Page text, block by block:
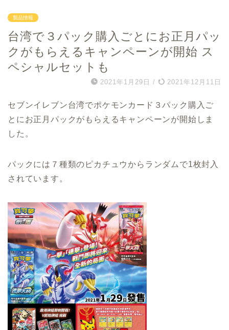
製品情報
台湾で３パック購入ごとにお正月パッ
クがもらえるキャンペーンが開始 ス
ペシャルセットも
2021年1月29日 / 2021年12月11日
セブンイレブン台湾でポケモンカード３パック購入ご
とにお正月パックがもらえるキャンペーンが開始しま
した。
パックには７種類のピカチュウからランダムで1枚封入
されています。